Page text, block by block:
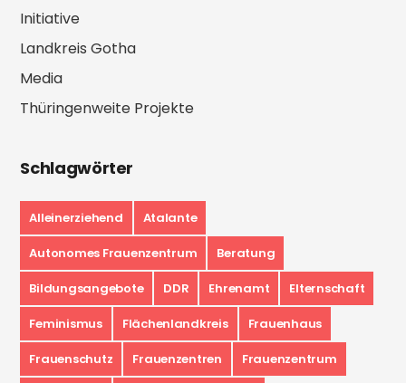
Initiative
Landkreis Gotha
Media
Thüringenweite Projekte
Schlagwörter
Alleinerziehend Atalante
Autonomes Frauenzentrum Beratung
Bildungsangebote DDR Ehrenamt Elternschaft
Feminismus Flächenlandkreis Frauenhaus
Frauenschutz Frauenzentren Frauenzentrum